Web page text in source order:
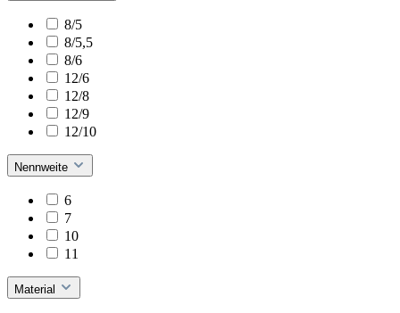
8/5
8/5,5
8/6
12/6
12/8
12/9
12/10
Nennweite
6
7
10
11
Material